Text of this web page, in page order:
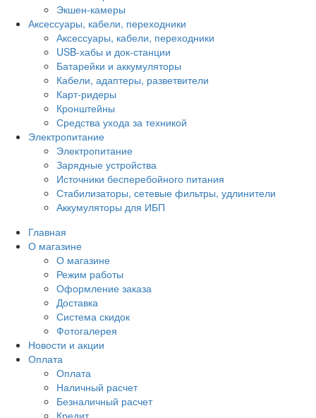
Экшен-камеры
Аксессуары, кабели, переходники
Аксессуары, кабели, переходники
USB-хабы и док-станции
Батарейки и аккумуляторы
Кабели, адаптеры, разветвители
Карт-ридеры
Кронштейны
Средства ухода за техникой
Электропитание
Электропитание
Зарядные устройства
Источники бесперебойного питания
Стабилизаторы, сетевые фильтры, удлинители
Аккумуляторы для ИБП
Главная
О магазине
О магазине
Режим работы
Оформление заказа
Доставка
Система скидок
Фотогалерея
Новости и акции
Оплата
Оплата
Наличный расчет
Безналичный расчет
Кредит